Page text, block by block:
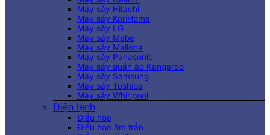
Máy sấy Hitachi
Máy sấy KoriHome
Máy sấy LG
Máy sấy Mabe
Máy sấy Malloca
Máy sấy Panasonic
Máy sấy quần áo Kangaroo
Máy sấy Samsung
Máy sấy Toshiba
Máy sấy Whirlpool
Điện lạnh
Điều hòa
Điều hòa âm trần